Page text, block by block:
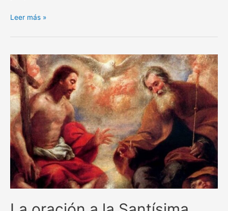
Oración
alabar
Señor:
Eleva
tus
palabras
de
gratitud
y
alabanza
hacia
Él
Leer más »